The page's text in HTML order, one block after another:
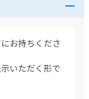
お持ちくださ
いただく形で